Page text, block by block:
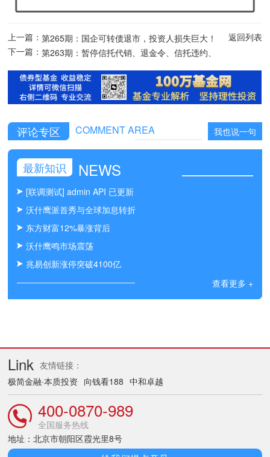
上一篇：第265期：国企可转债退市，投资人损失巨大！
警惕风险
下一篇：第263期：暂停信托代销、退金令、信托违约、
返回列表
评论专区 COMMENT AREA 我也说一句
最新知识 NEWS
[联调测试] admin API 已更新
沃什鹰派首秀与全球加息转折
东方财富12%暴涨背后
沃什鹰鸣市场震荡
兆易创新涨停突破4100亿
查看更多 +
Link 友情链接：
极简金融·本质投资 向钱看188 中和卓越
400-0870-989
全国服务热线
地址：北京市朝阳区霞光里8号